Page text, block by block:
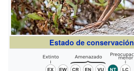
Estado de conservación